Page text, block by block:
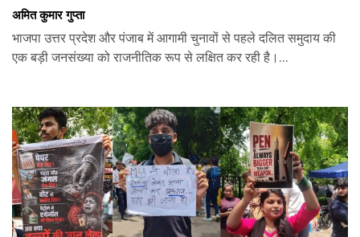
अमित कुमार गुप्ता
भाजपा उत्तर प्रदेश और पंजाब में आगामी चुनावों से पहले दलित समुदाय की
एक बड़ी जनसंख्या को राजनीतिक रूप से लक्षित कर रही है।...